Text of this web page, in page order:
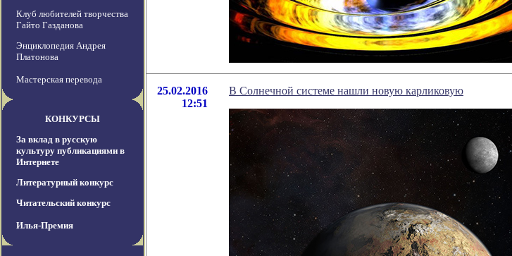
Клуб любителей творчества
Гайто Газданова
Энциклопедия Андрея
Платонова
Мастерская перевода
КОНКУРСЫ
За вклад в русскую
культуру публикациями в
Интернете
Литературный конкурс
Читательский конкурс
Илья-Премия
25.02.2016
12:51
В Солнечной системе нашли новую карликовую